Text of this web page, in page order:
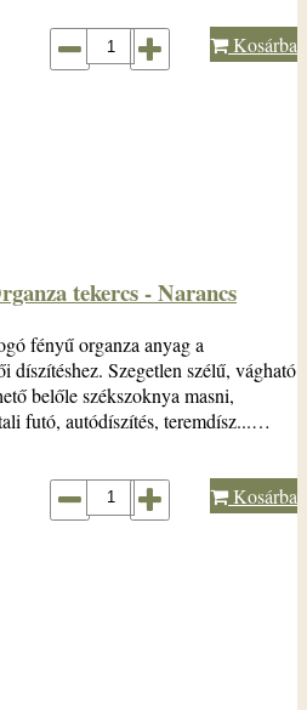
Kosárba
tekercs - Narancs
fényű organza anyag a
díszítéshez. Szegetlen szélű, vágható
belőle székszoknya masni,
futó, autódíszítés, teremdísz...…
Kosárba